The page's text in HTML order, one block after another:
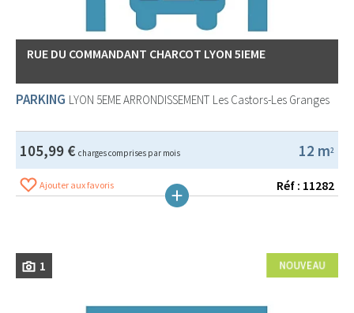
RUE DU COMMANDANT CHARCOT LYON 5IEME
PARKING LYON 5EME ARRONDISSEMENT Les Castors-Les Granges
12 m2
105,99 € charges comprises par mois
Ajouter aux favoris Réf : 11282
1